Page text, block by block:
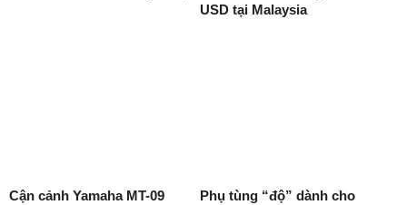
USD tại Malaysia
Cận cảnh Yamaha MT-09
Phụ tùng “độ” dành cho